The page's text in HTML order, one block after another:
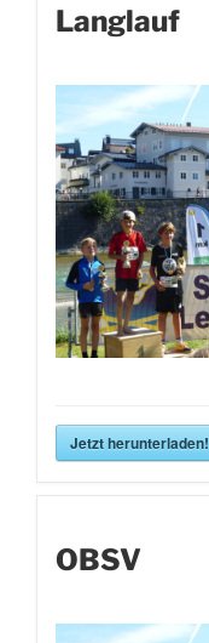
Langlauf
Jetzt herunterladen!
OBSV